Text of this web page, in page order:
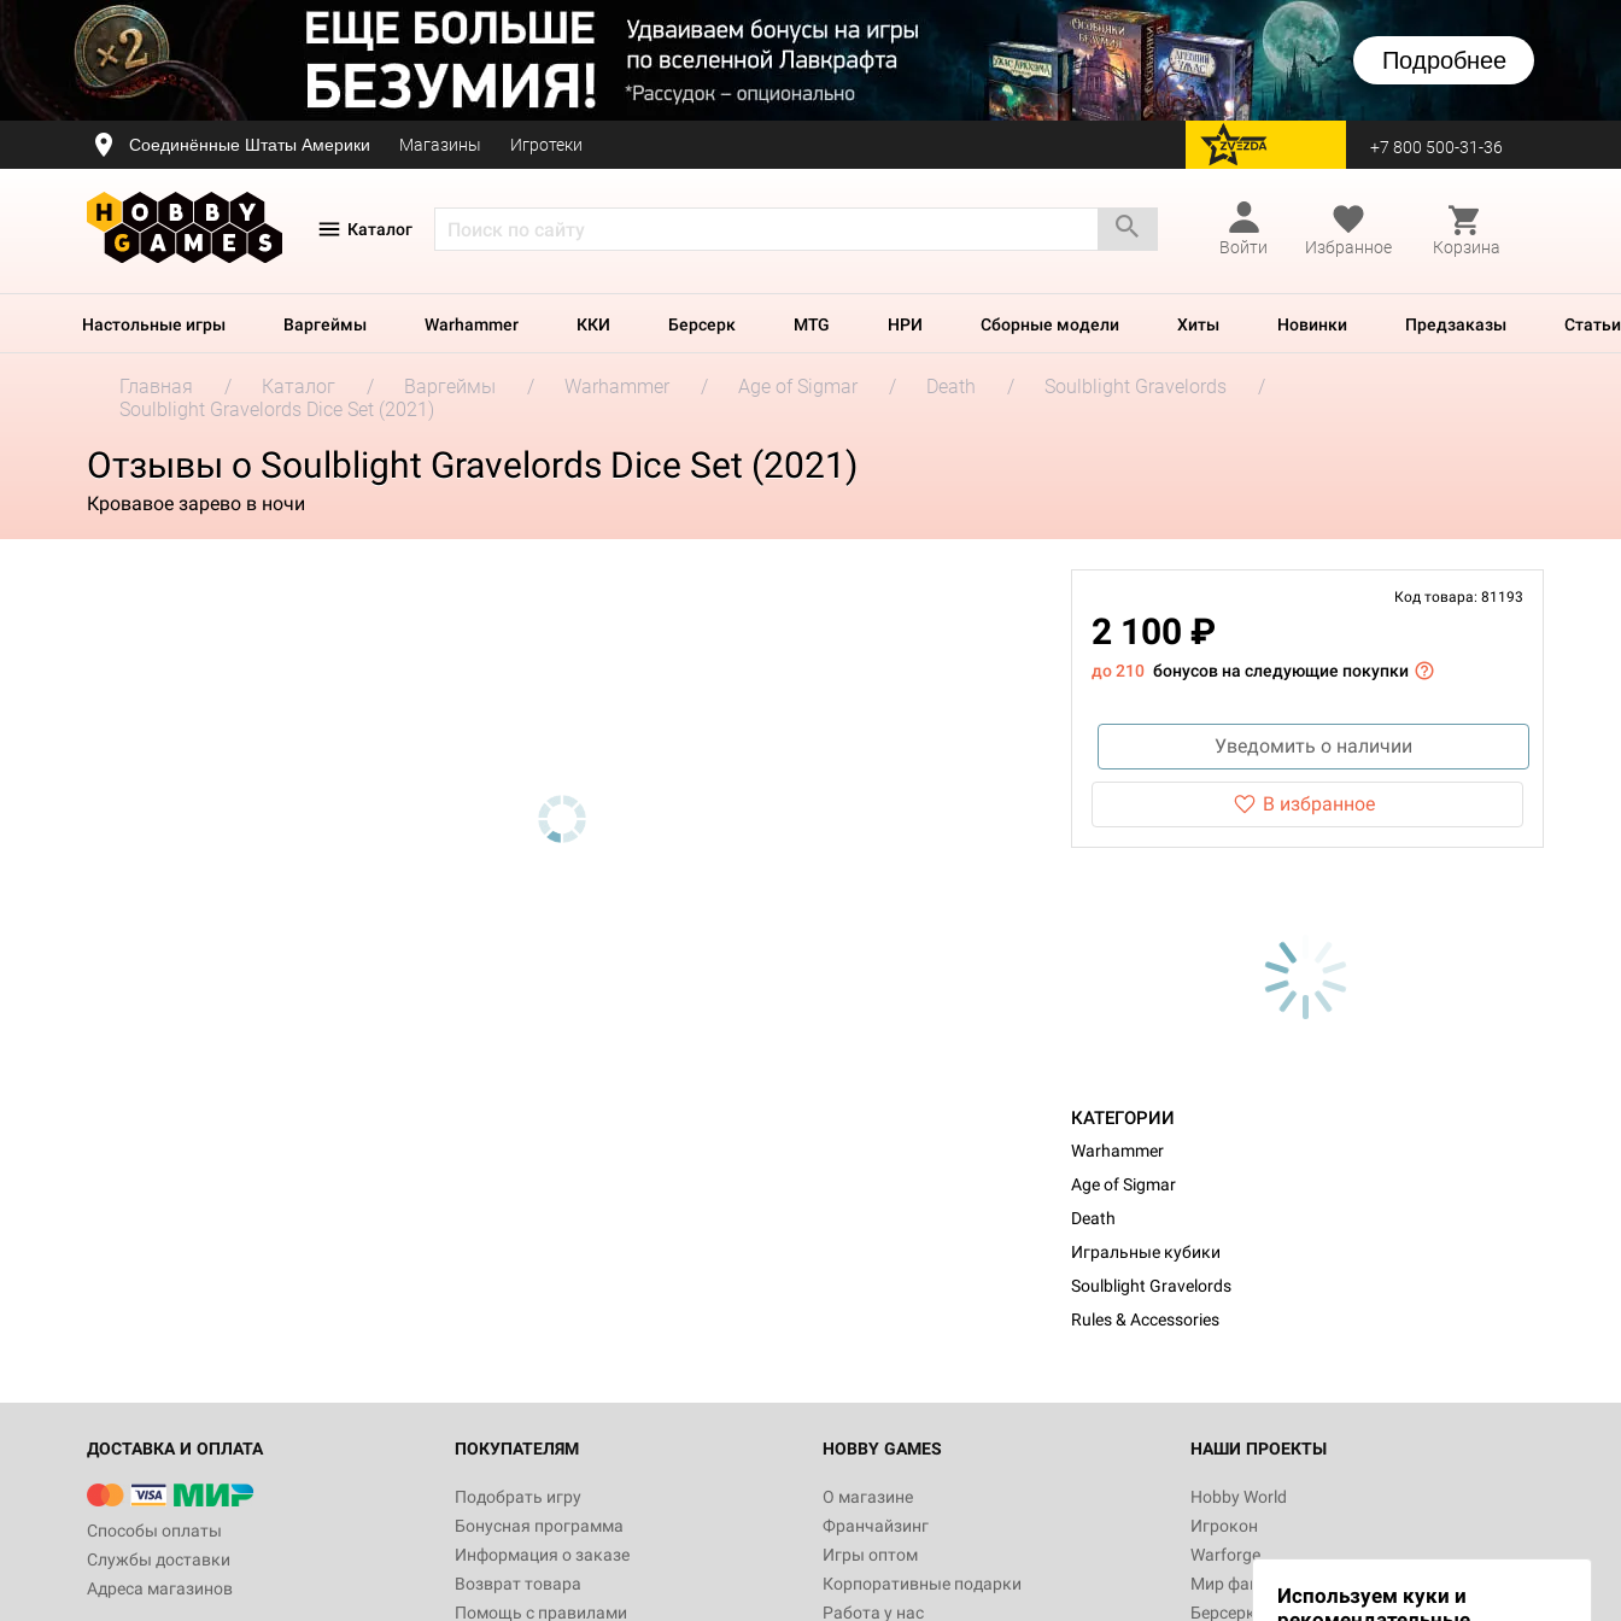
Подробнее
Соединённые Штаты Америки Магазины Игротеки перейти на Zvezda +7 800 500-31-36
Каталог
Войти
Избранное Корзина
Настольные игры Варгеймы Warhammer ККИ Берсерк MTG НРИ Сборные модели Хиты Новинки Предзаказы Статьи
Главная Каталог Варгеймы Warhammer Age of Sigmar Death
Soulblight Gravelords
Soulblight Gravelords Dice Set (2021)
Отзывы о Soulblight Gravelords Dice Set (2021)
Кровавое зарево в ночи
Код товара: 81193
2 100 ₽
до 210 бонусов на следующие покупки
Уведомить о наличии
В избранное
КАТЕГОРИИ
Warhammer
Age of Sigmar
Death
Игральные кубики
Soulblight Gravelords
Rules & Accessories
ДОСТАВКА И ОПЛАТА
Способы оплаты
Службы доставки
Адреса магазинов
ПОКУПАТЕЛЯМ
Подобрать игру
Бонусная программа
Информация о заказе
Возврат товара
Помощь с правилами
HOBBY GAMES
О магазине
Франчайзинг
Игры оптом
Корпоративные подарки
Работа у нас
НАШИ ПРОЕКТЫ
Hobby World
Игрокон
Warforge
Мир фантастики
Берсерк
Используем куки и